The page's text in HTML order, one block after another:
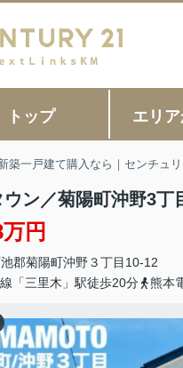
トップ エリ
築一戸建て購入なら｜センチュ
ウン／菊陽町沖野3丁
円
郡菊陽町沖野３丁目10-12
「三里木」駅徒歩20分
熊本